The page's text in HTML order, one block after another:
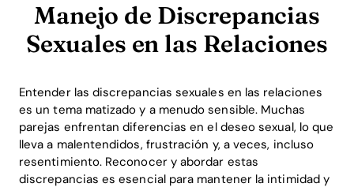
Manejo de Discrepancias
Sexuales en las Relaciones
Entender las discrepancias sexuales en las relaciones
es un tema matizado y a menudo sensible. Muchas
parejas enfrentan diferencias en el deseo sexual, lo que
lleva a malentendidos, frustración y, a veces, incluso
resentimiento. Reconocer y abordar estas
discrepancias es esencial para mantener la intimidad y